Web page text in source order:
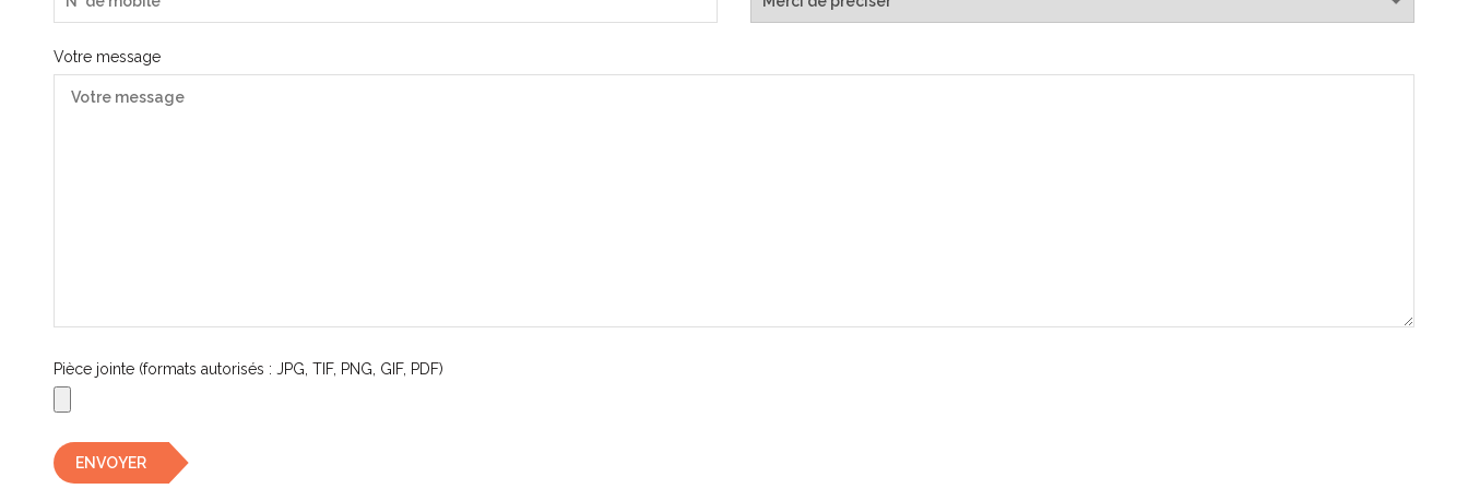
Votre message
Pièce jointe (formats autorisés : JPG, TIF, PNG, GIF, PDF)
ENVOYER